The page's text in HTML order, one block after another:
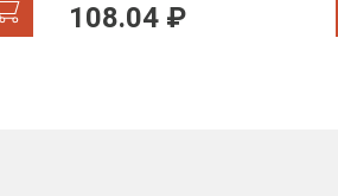
108.04 ₽